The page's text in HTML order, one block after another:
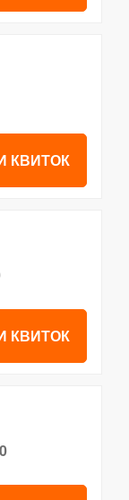
КВИТОК
КВИТОК